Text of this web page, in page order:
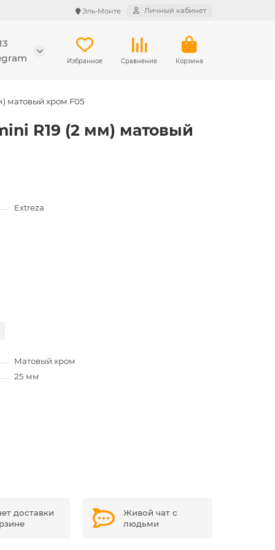
Эль-Монте Личный кабинет
Избранное Сравнение Корзина
матовый хром F05
R19 (2 мм) матовый
Extreza
Матовый хром
25 мм
доставки
Живой чат с
людьми